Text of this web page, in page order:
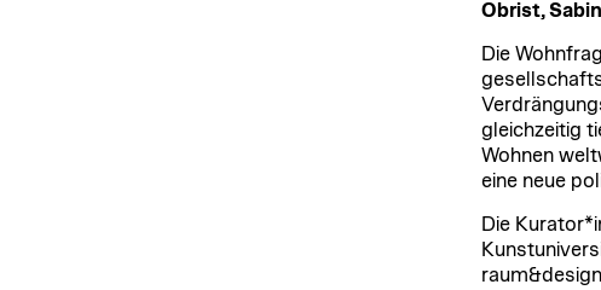
Obrist,
Die
gleichzeitig
Wohnen
eine neue
Die